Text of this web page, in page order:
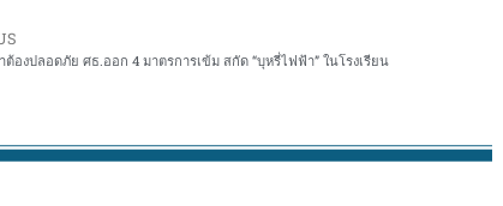
องปลอดภัย ศธ.ออก 4 มาตรการเข้ม สกัด “บุหรี่ไฟฟ้า” ในโรงเรียน